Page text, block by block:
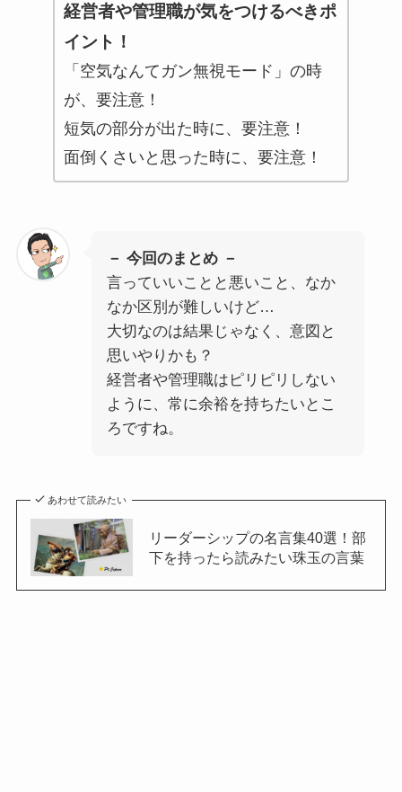
経営者や管理職が気をつけるべきポ
イント！
「空気なんてガン無視モード」の時
が、要注意！
短気の部分が出た時に、要注意！
面倒くさいと思った時に、要注意！
－ 今回のまとめ －
言っていいことと悪いこと、なか
なか区別が難しいけど…
大切なのは結果じゃなく、意図と
思いやりかも？
経営者や管理職はピリピリしない
ように、常に余裕を持ちたいとこ
ろですね。
あわせて読みたい
リーダーシップの名言集40選！部
下を持ったら読みたい珠玉の言葉